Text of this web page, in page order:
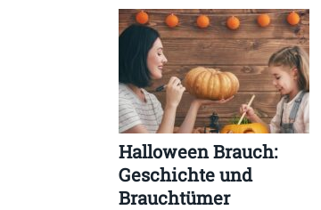
Halloween Brauch:
Geschichte und
Brauchtümer